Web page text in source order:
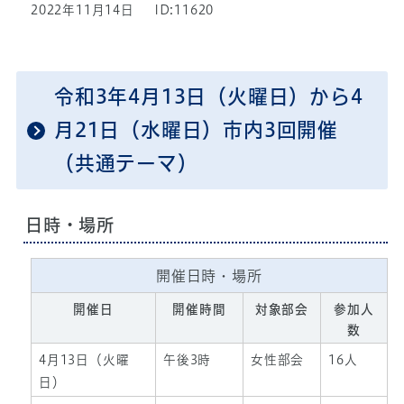
2022年11月14日 ID:11620
令和3年4月13日（火曜日）から4
月21日（水曜日）市内3回開催
（共通テーマ）
日時・場所
開催日時・場所
開催日 開催時間 対象部会
参加人
数
4月13日（火曜
日）
午後3時 女性部会 16人